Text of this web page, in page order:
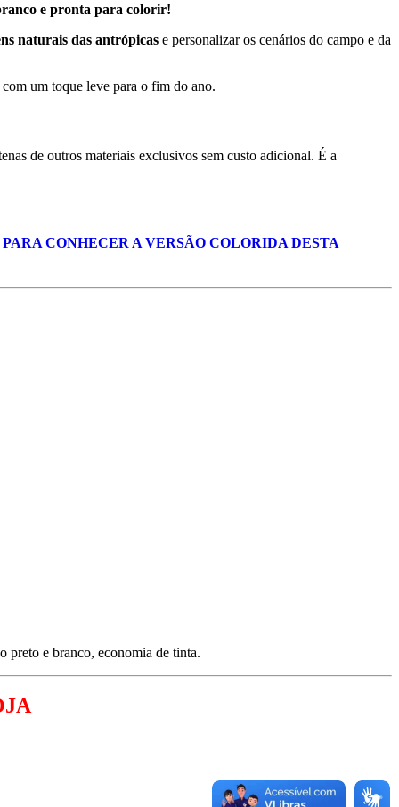
e pronta para colorir!
naturais das antrópicas e personalizar os cenários do campo e da
um toque leve para o fim do ano.
de outros materiais exclusivos sem custo adicional. É a
CONHECER A VERSÃO COLORIDA DESTA
preto e branco, economia de tinta.